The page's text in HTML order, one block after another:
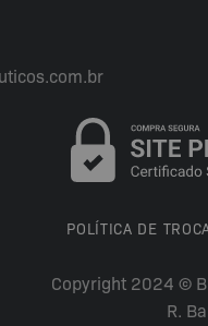
POLÍTICA DE
Copyright 2024 ©
R.